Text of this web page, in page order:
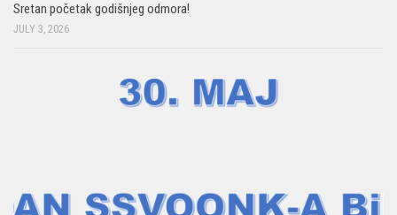
Sretan početak godišnjeg odmora!
JULY 3, 2026